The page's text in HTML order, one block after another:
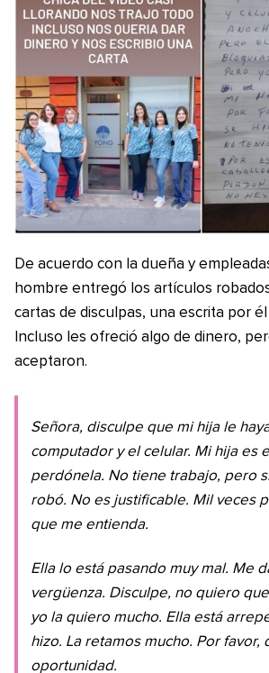
De acuerdo con la dueña y
hombre entregó los artículos
cartas de disculpas, una escrita por
Incluso les ofreció algo de dinero,
aceptaron.
Señora, disculpe que mi hija le
computador y el celular. Mi hija es
perdónela. No tiene trabajo, pero
robó. No es justificable. Mil veces
que me entienda.
Ella lo está pasando muy mal. Me
vergüenza. Disculpe, no quiero
yo la quiero mucho. Ella está
hizo. La retamos mucho. Por favor,
oportunidad.